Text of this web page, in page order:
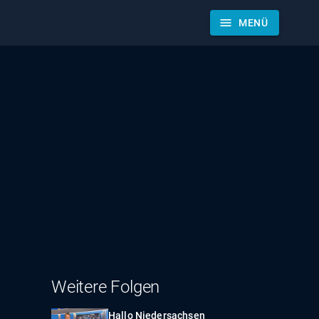
menu MENÜ
Weitere Folgen
Hallo Niedersachsen